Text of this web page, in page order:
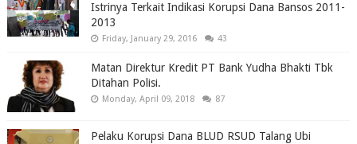
Istrinya Terkait Indikasi Korupsi Dana Bansos 2011-
2013
Friday, January 29, 2016 43
Matan Direktur Kredit PT Bank Yudha Bhakti Tbk
Ditahan Polisi.
Monday, April 09, 2018 87
Pelaku Korupsi Dana BLUD RSUD Talang Ubi